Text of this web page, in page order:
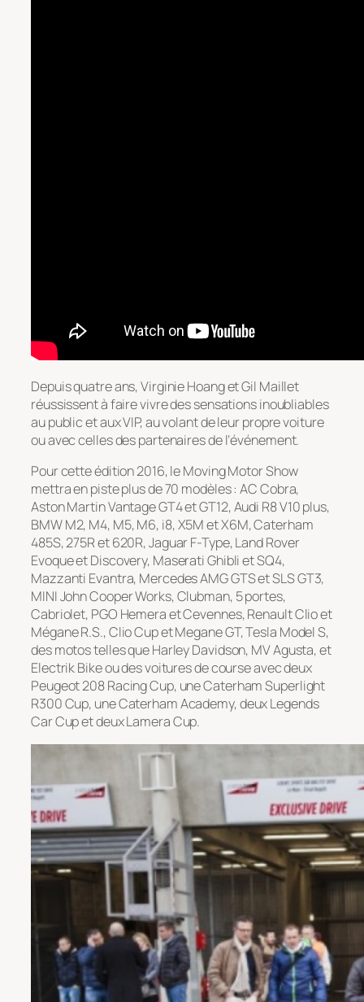
Depuis quatre ans, Virginie Hoang et Gil Maillet
réussissent à faire vivre des sensations inoubliables
au public et aux VIP, au volant de leur propre voiture
ou avec celles des partenaires de l’événement.
Pour cette édition 2016, le Moving Motor Show
mettra en piste plus de 70 modèles : AC Cobra,
Aston Martin Vantage GT4 et GT12, Audi R8 V10 plus,
BMW M2, M4, M5, M6, i8, X5M et X6M, Caterham
485S, 275R et 620R, Jaguar F-Type, Land Rover
Evoque et Discovery, Maserati Ghibli et SQ4,
Mazzanti Evantra, Mercedes AMG GTS et SLS GT3,
MINI John Cooper Works, Clubman, 5 portes,
Cabriolet, PGO Hemera et Cevennes, Renault Clio et
Mégane R.S., Clio Cup et Megane GT, Tesla Model S,
des motos telles que Harley Davidson, MV Agusta, et
Electrik Bike ou des voitures de course avec deux
Peugeot 208 Racing Cup, une Caterham Superlight
R300 Cup, une Caterham Academy, deux Legends
Car Cup et deux Lamera Cup.